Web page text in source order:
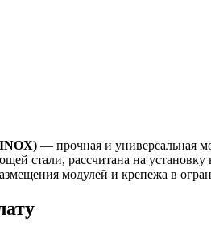
— прочная и универсальная
стали, рассчитана на
модулей и крепежа в